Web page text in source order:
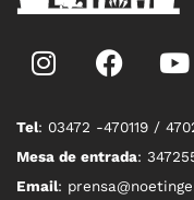
Tel: 03472 -470119 /
Mesa de entrada:
Email: